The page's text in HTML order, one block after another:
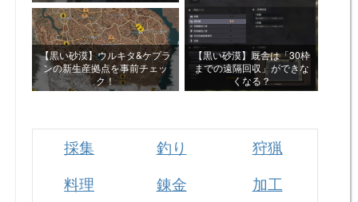
【黒い砂漠】ウルキタ&ケプラ
ンの新生産拠点を事前チェッ
ク！
【黒い砂漠】厩舎は「30枠
までの遠隔回収」ができな
くなる？
採集 釣り
狩猟
料理
錬金
加工